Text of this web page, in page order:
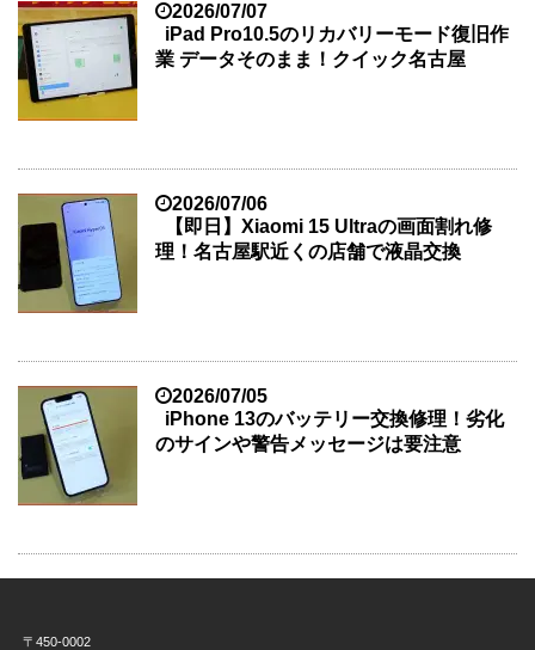
2026/07/07
iPad Pro10.5のリカバリーモード復旧作
業 データそのまま！クイック名古屋
2026/07/06
【即日】Xiaomi 15 Ultraの画面割れ修
理！名古屋駅近くの店舗で液晶交換
2026/07/05
iPhone 13のバッテリー交換修理！劣化
のサインや警告メッセージは要注意
〒450-0002